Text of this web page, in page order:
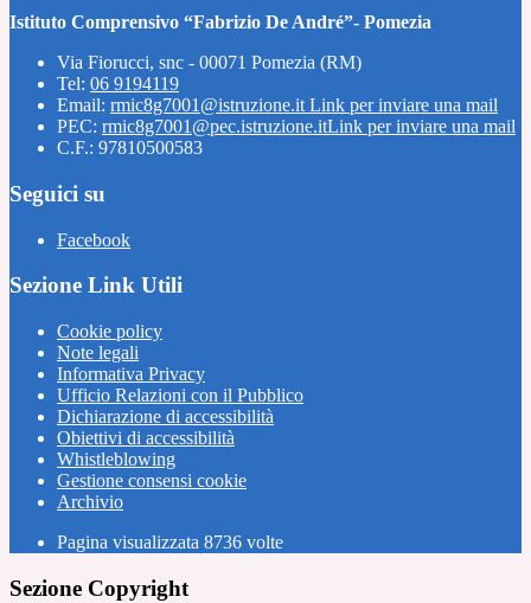
Istituto Comprensivo “Fabrizio De André”- Pomezia
Via Fiorucci, snc - 00071 Pomezia (RM)
Tel: 06 9194119
Email: rmic8g7001@istruzione.it Link per inviare una mail
PEC: rmic8g7001@pec.istruzione.itLink per inviare una mail
C.F.: 97810500583
Seguici su
Facebook
Sezione Link Utili
Cookie policy
Note legali
Informativa Privacy
Ufficio Relazioni con il Pubblico
Dichiarazione di accessibilità
Obiettivi di accessibilità
Whistleblowing
Gestione consensi cookie
Archivio
Pagina visualizzata 8736 volte
Sezione Copyright